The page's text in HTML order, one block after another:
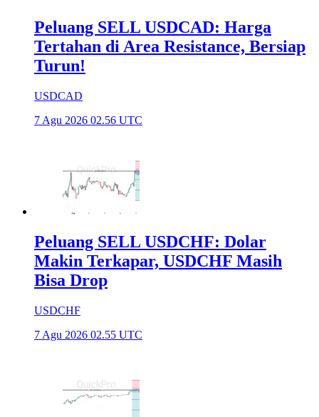
Peluang SELL USDCAD: Harga
Tertahan di Area Resistance, Bersiap
Turun!
USDCAD
7 Agu 2026 02.56 UTC
Peluang SELL USDCHF: Dolar
Makin Terkapar, USDCHF Masih
Bisa Drop
USDCHF
7 Agu 2026 02.55 UTC